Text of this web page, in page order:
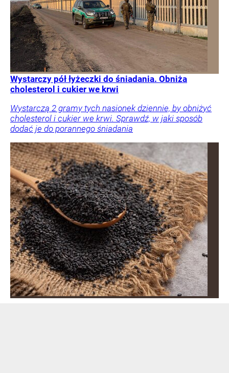
Wystarczy pół łyżeczki do śniadania. Obniża
cholesterol i cukier we krwi
Wystarczą 2 gramy tych nasionek dziennie, by obniżyć
cholesterol i cukier we krwi. Sprawdź, w jaki sposób
dodać je do porannego śniadania